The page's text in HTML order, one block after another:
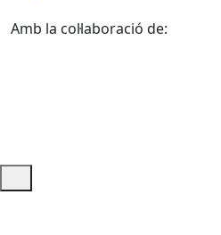
Amb la col·laboració de: